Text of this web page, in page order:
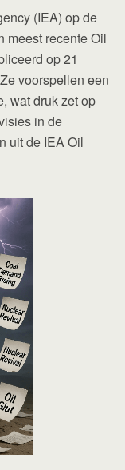
(IEA) op de
meest recente Oil
op 21
voorspellen een
wat druk zet op
in de
uit de IEA Oil